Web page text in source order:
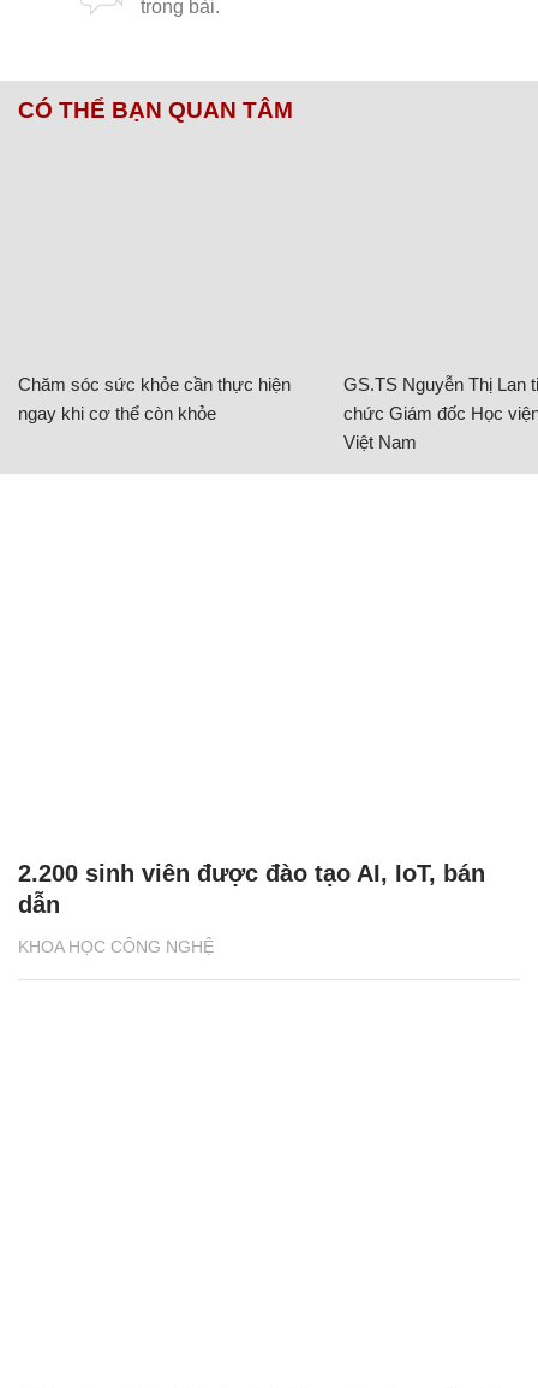
CÓ THỂ BẠN QUAN TÂM
Chăm sóc sức khỏe cần thực hiện
ngay khi cơ thể còn khỏe
GS.TS Nguyễn Thị Lan
chức Giám đốc Học
Việt Nam
KHOA HỌC CÔNG NGHỆ
2.200 sinh viên được đào tạo AI, IoT, bán
dẫn